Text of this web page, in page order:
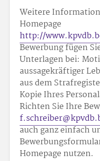
Weitere
Homepage
http://
Bewerbung fügen
Unterlagen bei:
aussagekräftiger
aus dem
Kopie Ihres
Richten Sie Ihre
auch ganz einfach
Homepage nutzen.